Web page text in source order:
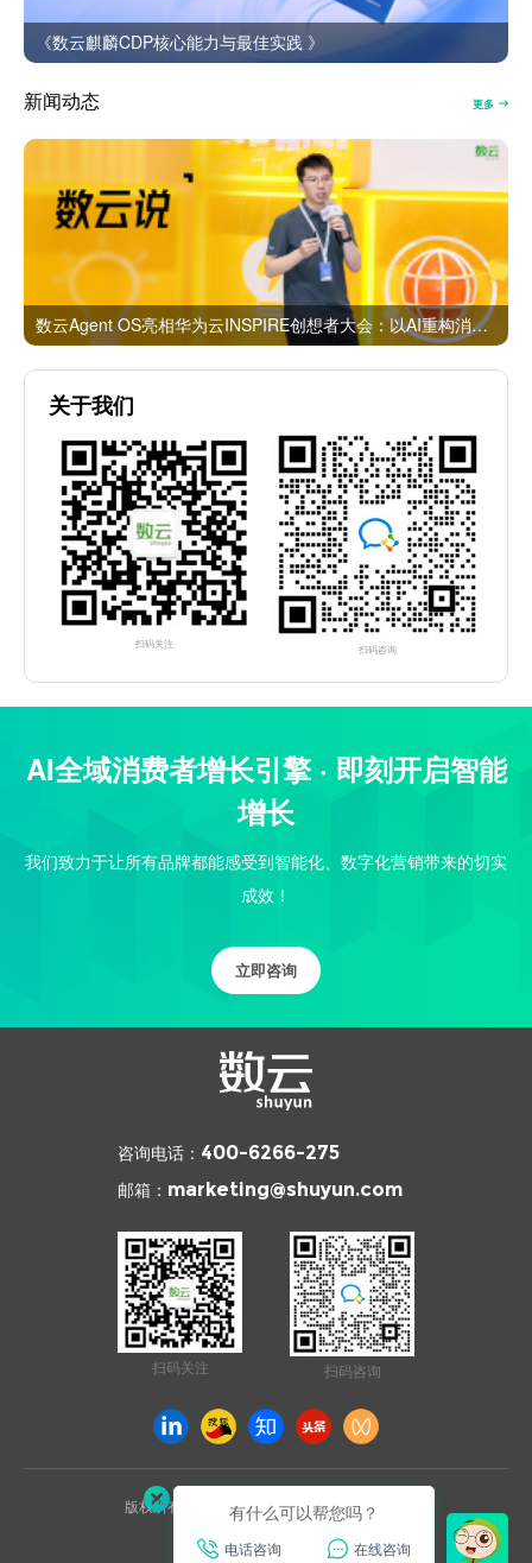
《数云麒麟CDP核心能力与最佳实践 》
新闻动态 更多
数云Agent OS亮相华为云INSPIRE创想者大会：以AI重构消费者运营与零售营销新范式
关于我们
扫码关注 扫码咨询
AI全域消费者增长引擎 · 即刻开启智能
增长
我们致力于让所有品牌都能感受到智能化、数字化营销带来的切实
成效！
立即咨询
咨询电话： 400-6266-275
邮箱： marketing@shuyun.com
扫码关注 扫码咨询
版权所有 © 2026 杭州数云信息技术有限公司
浙ICP备12003970号
有什么可以帮您吗？
电话咨询 在线咨询